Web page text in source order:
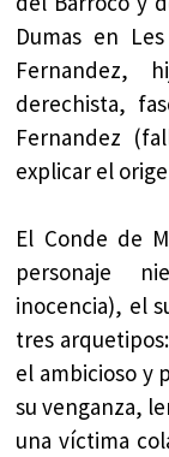
Dumas en
Fernandez,
derechista,
Fernandez
explicar el
El Conde de
personaje
inocencia), el
tres
el ambicioso y
su venganza,
una víctima